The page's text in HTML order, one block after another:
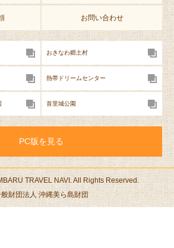
お問い合わせ
おきなわ郷土村
熱帯ドリームセンター
首里城公園
PC版を見る
TRAVEL NAVI. All Rights Reserved.
財団法人 沖縄美ら島財団